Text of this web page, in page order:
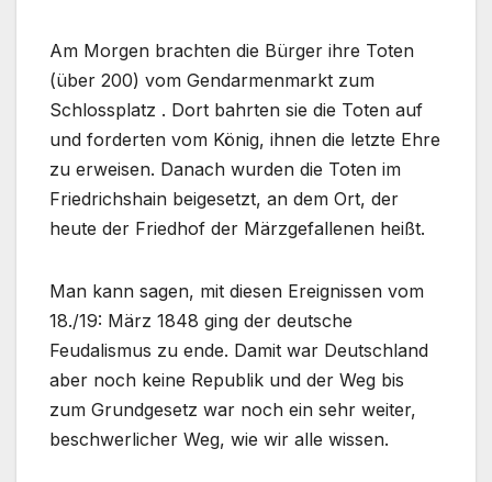
Am Morgen brachten die Bürger ihre Toten
(über 200) vom Gendarmenmarkt zum
Schlossplatz . Dort bahrten sie die Toten auf
und forderten vom König, ihnen die letzte Ehre
zu erweisen. Danach wurden die Toten im
Friedrichshain beigesetzt, an dem Ort, der
heute der Friedhof der Märzgefallenen heißt.
Man kann sagen, mit diesen Ereignissen vom
18./19: März 1848 ging der deutsche
Feudalismus zu ende. Damit war Deutschland
aber noch keine Republik und der Weg bis
zum Grundgesetz war noch ein sehr weiter,
beschwerlicher Weg, wie wir alle wissen.